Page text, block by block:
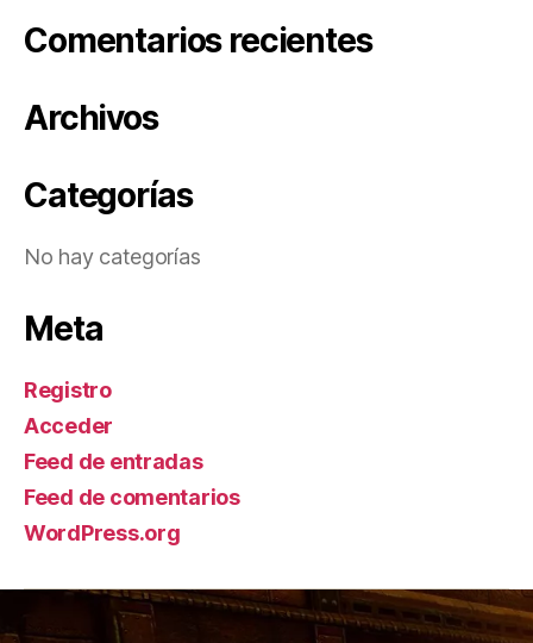
Comentarios recientes
Archivos
Categorías
No hay categorías
Meta
Registro
Acceder
Feed de entradas
Feed de comentarios
WordPress.org